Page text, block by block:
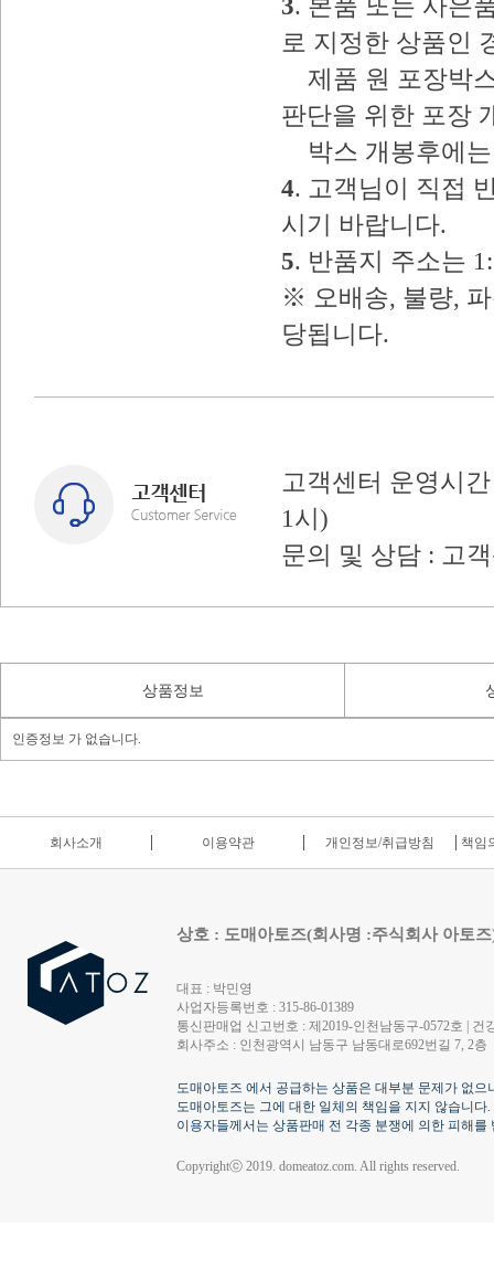
로 지정한 상품인
제품 원 포장박
판단을 위한 포장
박스 개봉후에는
4. 고객님이 직접
시기 바랍니다.
5. 반품지 주소는
※ 오배송, 불량,
당됩니다.
고객센터 운영시
1시)
문의 및 상담 : 고
상품정보
인증정보 가 없습니다.
회사소개 이용약관 개인정보/취급방침 책임
상호 : 도매아토즈(회사명 :주식회사 아토
대표 : 박민영
사업자등록번호 : 315-86-01389
통신판매업 신고번호 : 제2019-인천남동구-0572호 | 건
회사주소 : 인천광역시 남동구 남동대로692번길 7, 2층
도매아토즈 에서 공급하는 상품은 대부분 문제가 없
도매아토즈는 그에 대한 일체의 책임을 지지 않습니다.
이용자들께서는 상품판매 전 각종 분쟁에 의한 피해
Copyrightⓒ 2019. domeatoz.com. All rights reserved.